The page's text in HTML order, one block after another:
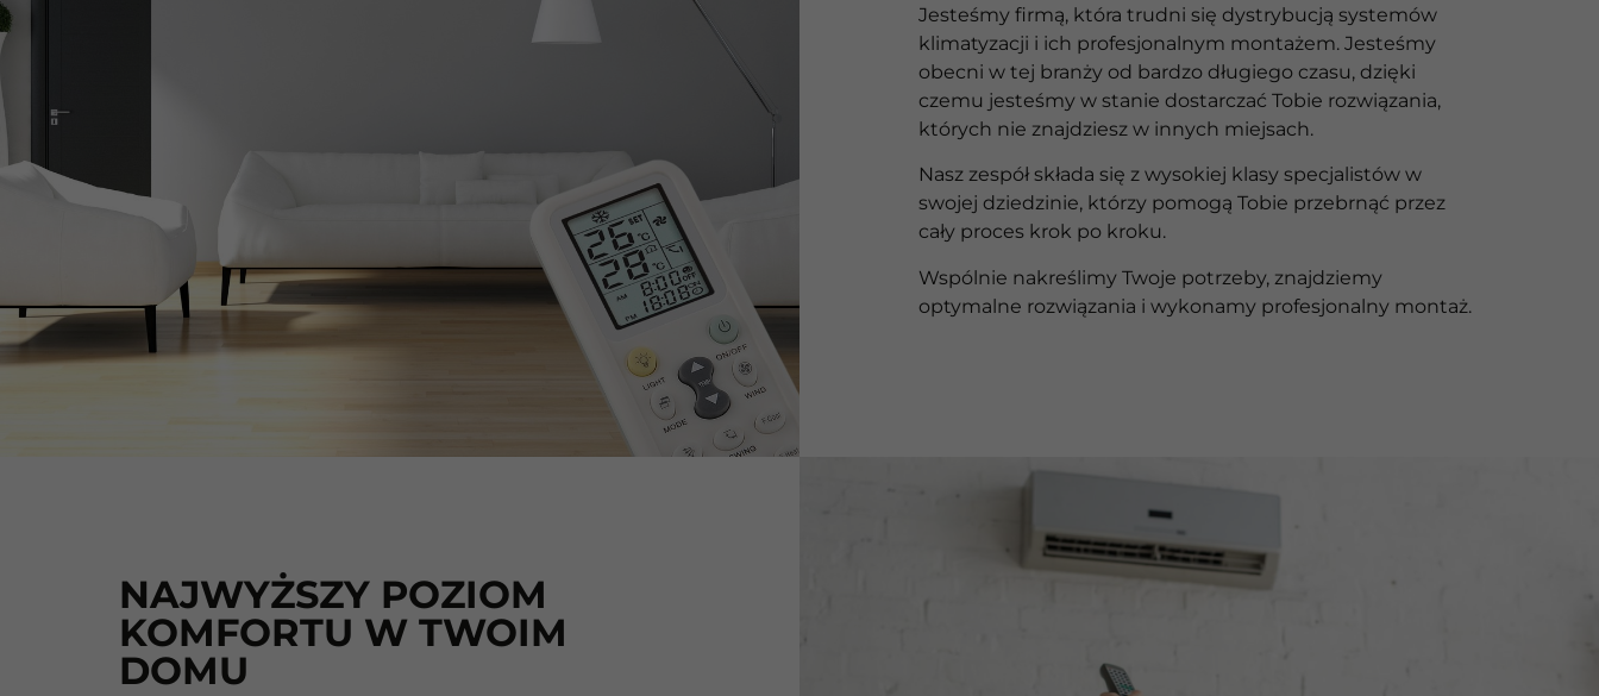
Jesteśmy firmą, która trudni się dystrybucją systemów
klimatyzacji i ich profesjonalnym montażem. Jesteśmy
obecni w tej branży od bardzo długiego czasu, dzięki
czemu jesteśmy w stanie dostarczać Tobie rozwiązania,
których nie znajdziesz w innych miejsach.
Nasz zespół składa się z wysokiej klasy specjalistów w
swojej dziedzinie, którzy pomogą Tobie przebrnąć przez
cały proces krok po kroku.
Wspólnie nakreślimy Twoje potrzeby, znajdziemy
optymalne rozwiązania i wykonamy profesjonalny montaż.
NAJWYŻSZY POZIOM
KOMFORTU W TWOIM
DOMU